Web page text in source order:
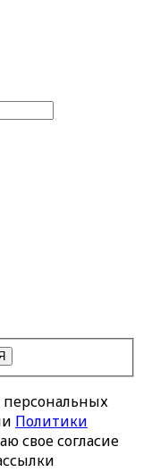
персональных
Политики
свое согласие